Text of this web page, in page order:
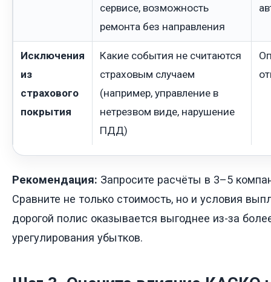
сервисе, возможность
ремонта без направления
Исключения
из
страхового
покрытия
Какие события не считаются
страховым случаем
(например, управление в
нетрезвом виде, нарушение
ПДД)
Рекомендация: Запросите расчёты в 3–5
Сравните не только стоимость, но и условия
дорогой полис оказывается выгоднее из-за
урегулирования убытков.